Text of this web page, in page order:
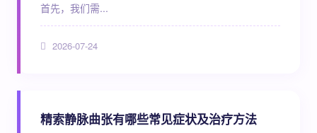
首先，我们需...
2026-07-24
精索静脉曲张有哪些常见症状及治疗方法